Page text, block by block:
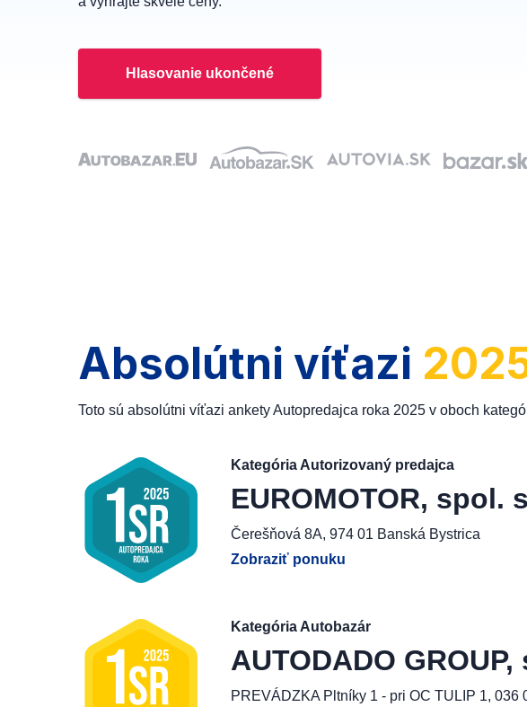
Hlasovanie ukončené
Absolútni víťazi
Toto sú absolútni víťazi ankety Autopredajca roka 2025 v oboch
Kategória Autorizovaný predajca
EUROMOTOR, spol.
Čerešňová 8A, 974 01 Banská Bystrica
Zobraziť ponuku
Kategória Autobazár
AUTODADO GROUP,
PREVÁDZKA Pltníky 1 - pri OC TULIP 1, 036